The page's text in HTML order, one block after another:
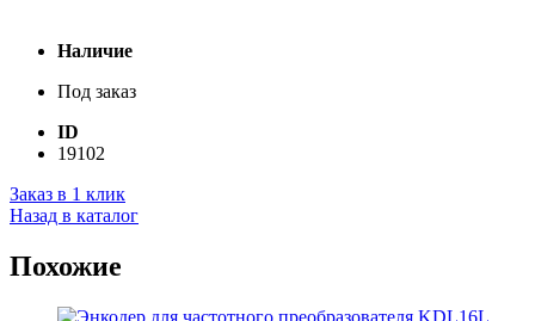
Наличие
Под заказ
ID
19102
Заказ в 1 клик
Назад в каталог
Похожие